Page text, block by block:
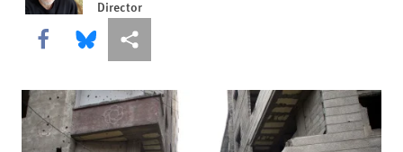
Director
Share this via Facebook
Share this via Bluesky
More sharing options